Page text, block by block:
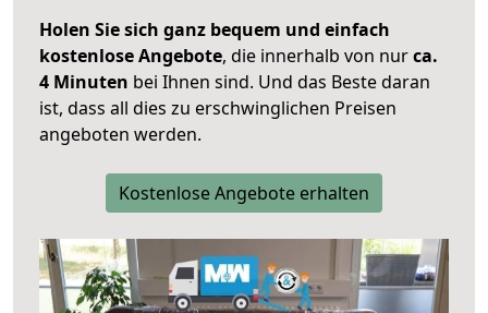
Holen Sie sich ganz bequem und einfach
kostenlose Angebote, die innerhalb von nurca.
4 Minuten bei Ihnen sind. Und das Beste daran
ist, dass all dies zu erschwinglichen Preisen
angeboten werden.
Kostenlose Angebote erhalten